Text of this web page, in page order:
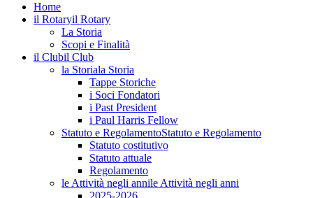
Home
il Rotaryil Rotary
La Storia
Scopi e Finalità
il Clubil Club
la Storiala Storia
Tappe Storiche
i Soci Fondatori
i Past President
i Paul Harris Fellow
Statuto e RegolamentoStatuto e Regolamento
Statuto costitutivo
Statuto attuale
Regolamento
le Attività negli annile Attività negli anni
2025-2026